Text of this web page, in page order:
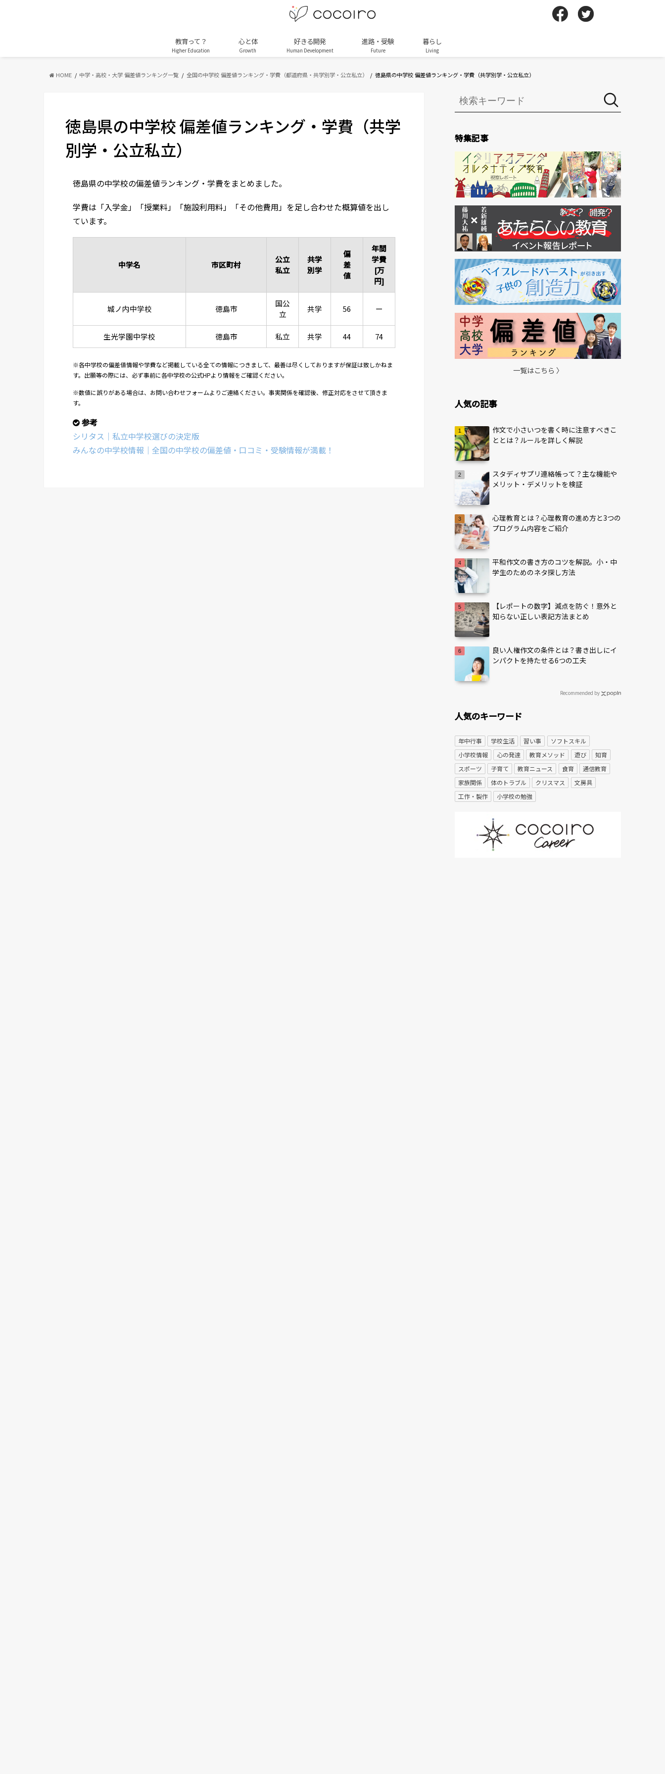
教育って？
Higher Education
心と体
Growth
好きる開発
Human Development
進路・受験
Future
暮らし
Living
HOME 中学・高校・大学 偏差値ランキング一覧 全国の中学校 偏差値ランキング・学費（都道府県・共学別学・公立私立） 徳島県の中学校 偏差値ランキング・学費（共学別学・公立私立）
徳島県の中学校 偏差値ランキング・学費（共学
別学・公立私立）
徳島県の中学校の偏差値ランキング・学費をまとめました。
学費は「入学金」「授業料」「施設利用料」「その他費用」を足し合わせた概算値を出し
ています。
中学名 市区町村
公立
私立
共学
別学
偏
差
値
年間
学費
[万
円]
城ノ内中学校 徳島市
国公
立
共学 56 ー
生光学園中学校 徳島市 私立 共学 44 74
※各中学校の偏差値情報や学費など掲載している全ての情報につきまして、最善は尽くしておりますが保証は致しかねま
す。出願等の際には、必ず事前に各中学校の公式HPより情報をご確認ください。
※数値に誤りがある場合は、お問い合わせフォームよりご連絡ください。事実関係を確認後、修正対応をさせて頂きま
す。
参考
シリタス｜私立中学校選びの決定版
みんなの中学校情報｜全国の中学校の偏差値・口コミ・受験情報が満載！
特集記事
一覧はこちら 〉
人気の記事
作文で小さいつを書く時に注意すべきこ
ととは？ルールを詳しく解説
スタディサプリ連絡帳って？主な機能や
メリット・デメリットを検証
心理教育とは？心理教育の進め方と3つの
プログラム内容をご紹介
平和作文の書き方のコツを解説。小・中
学生のためのネタ探し方法
【レポートの数字】減点を防ぐ！意外と
知らない正しい表記方法まとめ
良い人権作文の条件とは？書き出しにイ
ンパクトを持たせる6つの工夫
Recommended by
人気のキーワード
年中行事 学校生活 習い事
ソフトスキル
小学校情報
心の発達 教育メソッド 遊び
知育
スポーツ
子育て 教育ニュース 食育
通信教育
家族関係
体のトラブル クリスマス
文房具
工作・製作
小学校の勉強